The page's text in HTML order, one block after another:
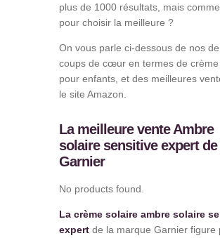
plus de 1000 résultats, mais
pour choisir la meilleure ?
On vous parle ci-dessous de nos
coups de cœur en termes de crème
pour enfants, et des meilleures
le site Amazon.
La meilleure vente Ambre
solaire sensitive expert de
Garnier
No products found.
La crème solaire ambre solaire
expert de la marque Garnier figure